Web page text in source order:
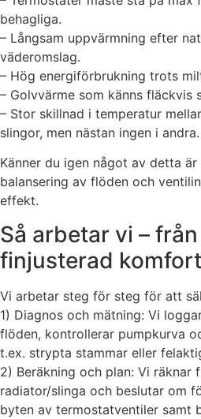
behagliga.
– Långsam uppvärmning efter
väderomslag.
– Hög energiförbrukning trots
– Golvvärme som känns fläckvis
– Stor skillnad i temperatur
slingor, men nästan ingen i andra.
Känner du igen något av detta
balansering av flöden och
effekt.
Så arbetar vi –
finjusterad komfort
Vi arbetar steg för steg för att
1) Diagnos och mätning: Vi
flöden, kontrollerar pumpkurva
t.ex. strypta stammar eller
2) Beräkning och plan: Vi räknar
radiator/slinga och beslutar om
byten av termostatventiler samt